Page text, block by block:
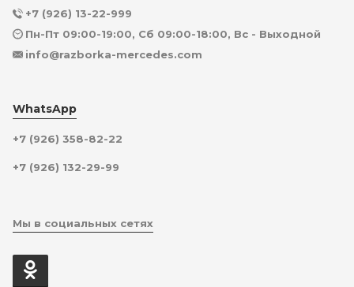
+7 (926) 13-22-999
Пн-Пт 09:00-19:00, Сб 09:00-18:00, Вс - Выходной
info@razborka-mercedes.com
WhatsApp
+7 (926) 358-82-22
+7 (926) 132-29-99
Мы в социальных сетях